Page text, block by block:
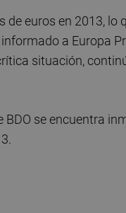
euros en 2013, lo
a Europa
situación,
se encuentra